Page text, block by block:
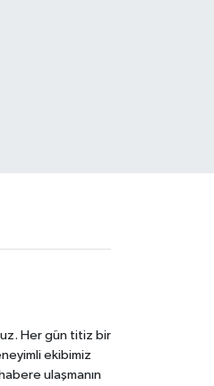
Her gün titiz bir
ekibimiz
ulaşmanın